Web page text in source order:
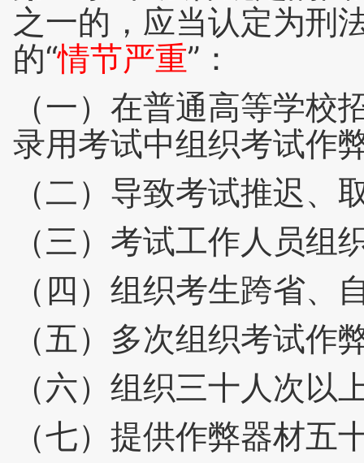
之一的，应当认定为刑
的“情节严重”：
（一）在普通高等学
录用考试中组织考试作
（二）导致考试推迟、
（三）考试工作人员组
（四）组织考生跨省、
（五）多次组织考试作
（六）组织三十人次以
（七）提供作弊器材五